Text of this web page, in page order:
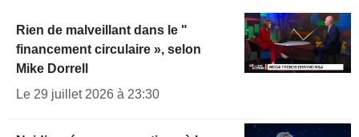
Rien de malveillant dans le "
financement circulaire », selon
Mike Dorrell
Le 29 juillet 2026 à 23:30